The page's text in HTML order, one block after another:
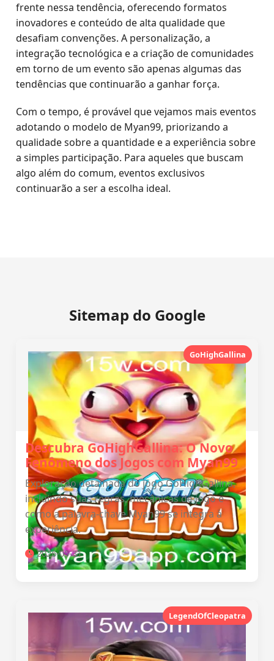
frente nessa tendência, oferecendo formatos
inovadores e conteúdo de alta qualidade que
desafiam convenções. A personalização, a
integração tecnológica e a criação de comunidades
em torno de um evento são apenas algumas das
tendências que continuarão a ganhar força.
Com o tempo, é provável que vejamos mais eventos
adotando o modelo de Myan99, priorizando a
qualidade sobre a quantidade e a experiência sobre
a simples participação. Para aqueles que buscam
algo além do comum, eventos exclusivos
continuarão a ser a escolha ideal.
Sitemap do Google
GoHighGallina
Descubra GoHighGallina: O Novo
Fenômeno dos Jogos com Myan99
Exploração detalhada do jogo GoHighGallina,
incluindo suas regras, mecânicas de jogo e
como a palavra-chave Myan99 se integra à
experiência.
2026-05-31
LegendOfCleopatra